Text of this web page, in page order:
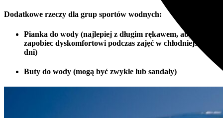
Dodatkowe rzeczy dla grup sportów wodnych:
Pianka do wody (najlepiej z długim rękawem, aby
zapobiec dyskomfortowi podczas zajęć w chłodniejsze
dni)
Buty do wody (mogą być zwykłe lub sandały)